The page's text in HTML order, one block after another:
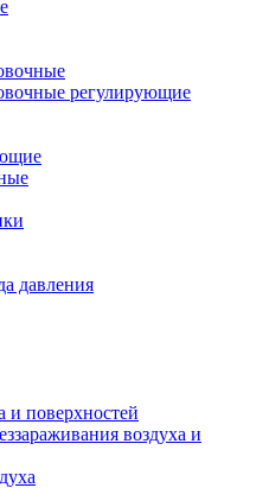
регулирующие
давления
и поверхностей
воздуха и